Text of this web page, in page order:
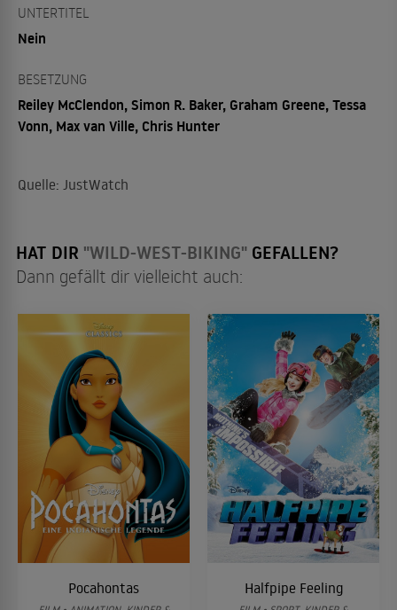
UNTERTITEL
Nein
BESETZUNG
Reiley McClendon, Simon R. Baker, Graham Greene, Tessa
Vonn, Max van Ville, Chris Hunter
Quelle: JustWatch
HAT DIR "WILD-WEST-BIKING" GEFALLEN?
Dann gefällt dir vielleicht auch:
Pocahontas Halfpipe Feeling